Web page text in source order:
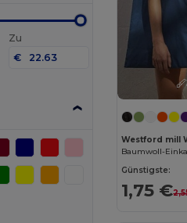
Zu
€
Westford mill
Baumwoll-
Günstigste:
1,75 €